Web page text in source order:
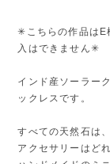
✳︎こちらの作品はE
入はできません✳︎
インド産ソーラー
ックレスです。
すべての天然石は
アクセサリーはど